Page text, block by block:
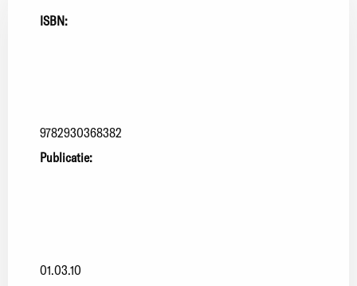
ISBN:
9782930368382
Publicatie:
01.03.10